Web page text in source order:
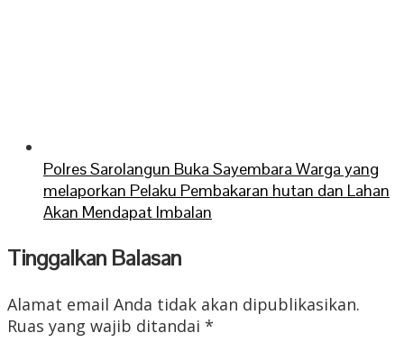
Polres Sarolangun Buka Sayembara Warga yang
melaporkan Pelaku Pembakaran hutan dan Lahan
Akan Mendapat Imbalan
Tinggalkan Balasan
Alamat email Anda tidak akan dipublikasikan.
Ruas yang wajib ditandai *